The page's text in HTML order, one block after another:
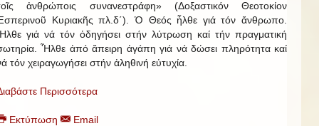
ἀνθρώποις συνανεστράφη» (Δοξαστικόν Θεοτοκίον
Κυριακῆς πλ.δ΄). Ὁ Θεός ἦλθε γιά τόν ἄνθρωπο.
γιά νά τόν ὁδηγήσει στήν λύτρωση καί τήν πραγματική
Ἦλθε ἀπό ἄπειρη ἀγάπη γιά νά δώσει πληρότητα καί
τόν χειραγωγήσει στήν ἀληθινή εὐτυχία.
Περισσότερα
Εκτύπωση Email